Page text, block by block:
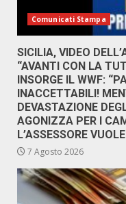
Comunicati Stampa
SICILIA, VIDEO
“AVANTI CON LA
INSORGE IL WWF:
INACCETTABILI!
DEVASTAZIONE
AGONIZZA PER I
L’ASSESSORE
7 Agosto 2026